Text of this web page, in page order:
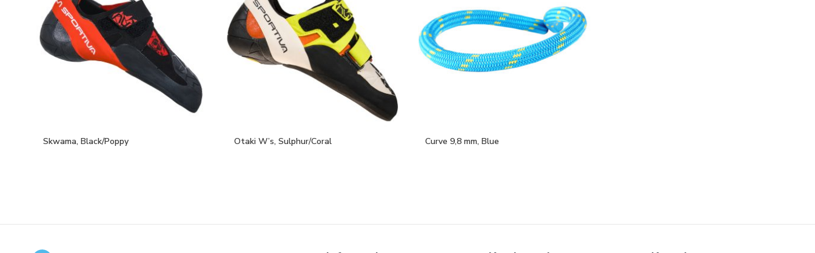
Skwama, Black/Poppy Otaki W’s, Sulphur/Coral Curve 9,8 mm, Blue